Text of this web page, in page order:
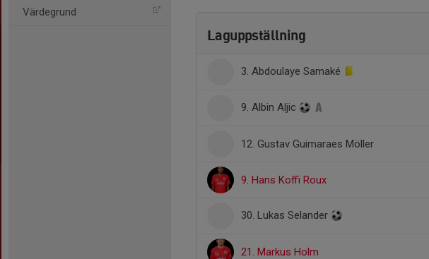
Värdegrund
Laguppställning
3. Abdoulaye Samaké
9. Albin Aljic
12. Gustav Guimaraes Möller
9. Hans Koffi Roux
30. Lukas Selander
21. Markus Holm